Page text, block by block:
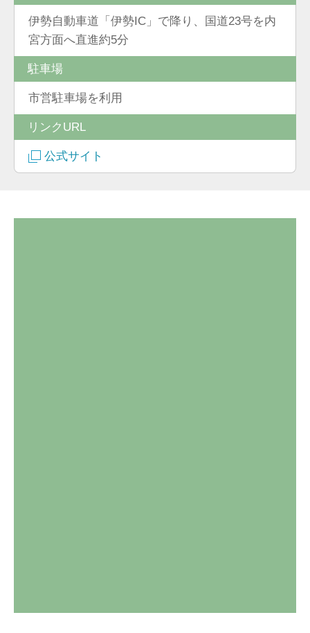
伊勢自動車道「伊勢IC」で降り、国道23号を内
宮方面へ直進約5分
駐車場
市営駐車場を利用
リンクURL
公式サイト